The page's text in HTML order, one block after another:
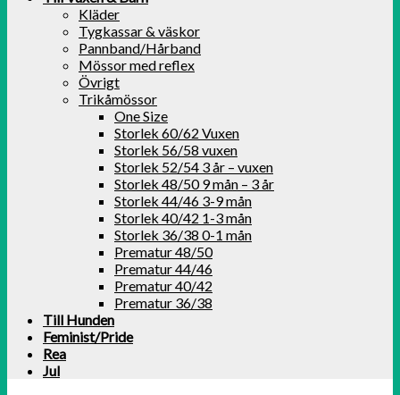
Kläder
Tygkassar & väskor
Pannband/Hårband
Mössor med reflex
Övrigt
Trikåmössor
One Size
Storlek 60/62 Vuxen
Storlek 56/58 vuxen
Storlek 52/54 3 år – vuxen
Storlek 48/50 9 mån – 3 år
Storlek 44/46 3-9 mån
Storlek 40/42 1-3 mån
Storlek 36/38 0-1 mån
Prematur 48/50
Prematur 44/46
Prematur 40/42
Prematur 36/38
Till Hunden
Feminist/Pride
Rea
Jul